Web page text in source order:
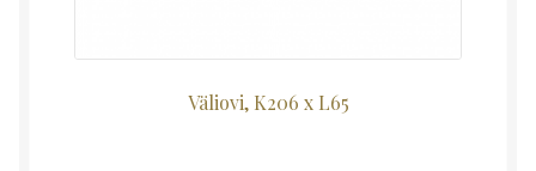
Väliovi, K206 x L65